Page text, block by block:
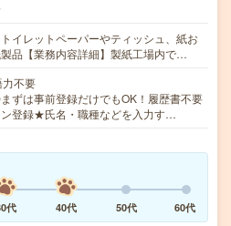
トイレットペーパーやティッシュ、紙お
品【業務内容詳細】製紙工場内で…
力不要
ずは事前登録だけでもOK！履歴書不要
登録★氏名・職種などを入力す…
代 40代 50代 60代